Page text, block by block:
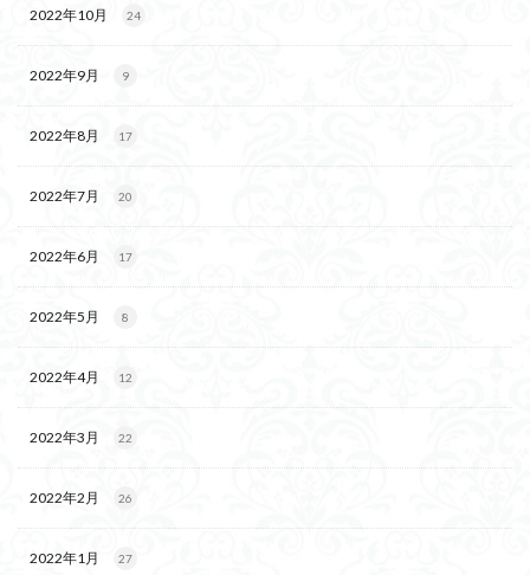
2022年10月 24
2022年9月 9
2022年8月 17
2022年7月 20
2022年6月 17
2022年5月 8
2022年4月 12
2022年3月 22
2022年2月 26
2022年1月 27